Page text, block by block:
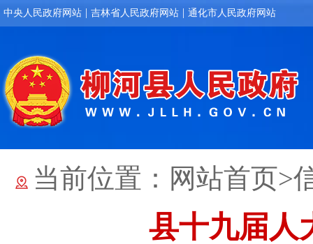
中央人民政府网站 | 吉林省人民政府网站 | 通化市人民政府网站
当前位置： 网站首页>
县十九届人